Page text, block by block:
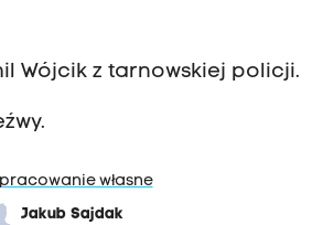
Wójcik z tarnowskiej policji.
własne
Jakub Sajdak